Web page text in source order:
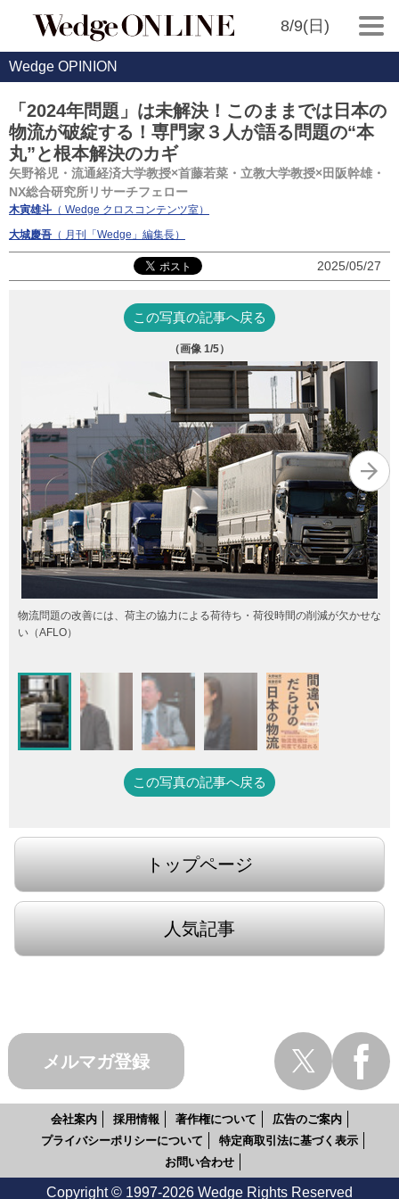
8/9(日)
Wedge OPINION
「2024年問題」は未解決！このままでは日本の
物流が破綻する！専門家３人が語る問題の“本
丸”と根本解決のカギ
矢野裕児・流通経済大学教授×首藤若菜・立教大学教授×田阪幹雄・
NX総合研究所リサーチフェロー
木寅雄斗 （ Wedge クロスコンテンツ室）
大城慶吾 （ 月刊「Wedge」編集長）
2025/05/27
この写真の記事へ戻る
（画像 1/5）
物流問題の改善には、荷主の協力による荷待ち・荷役時間の削減が欠かせな
い（AFLO）
この写真の記事へ戻る
トップページ
人気記事
メルマガ登録
会社案内 採用情報 著作権について
広告のご案内
プライバシーポリシーについて
特定商取引法に基づく表示
お問い合わせ
Copyright © 1997-2026 Wedge Rights Reserved